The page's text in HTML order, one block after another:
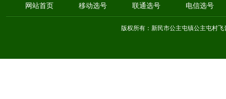
网站首页 移动选号 联通选号 电信选号
版权所有：新民市公主屯镇公主屯村